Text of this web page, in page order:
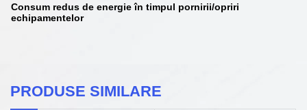
Consum redus de energie în timpul pornirii/opriri
echipamentelor
PRODUSE SIMILARE